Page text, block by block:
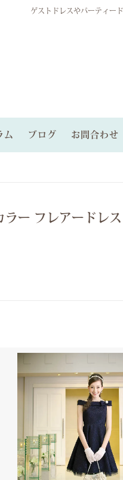
ゲストドレスやパーティー
ードレス
プラン
ム ブログ お問合わせ
ラー フレアードレ